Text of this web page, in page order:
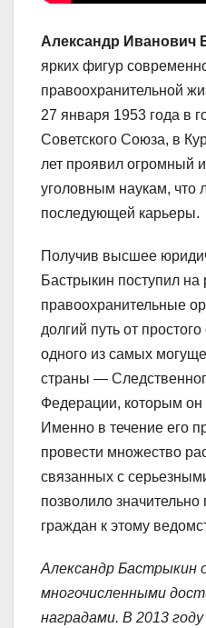
Александр Иванович
ярких фигур
правоохранительной
27 января 1953 года в
Советского Союза, в
лет проявил огромный
уголовным наукам, что
последующей карьеры.
Получив высшее
Бастрыкин поступил на
правоохранительные
долгий путь от
одного из самых
страны —
Федерации, которым он
Именно в течение его
провести множество
связанных с
позволило
граждан к этому
Александр Бастрыкин
многочисленными
наградами. В 2013